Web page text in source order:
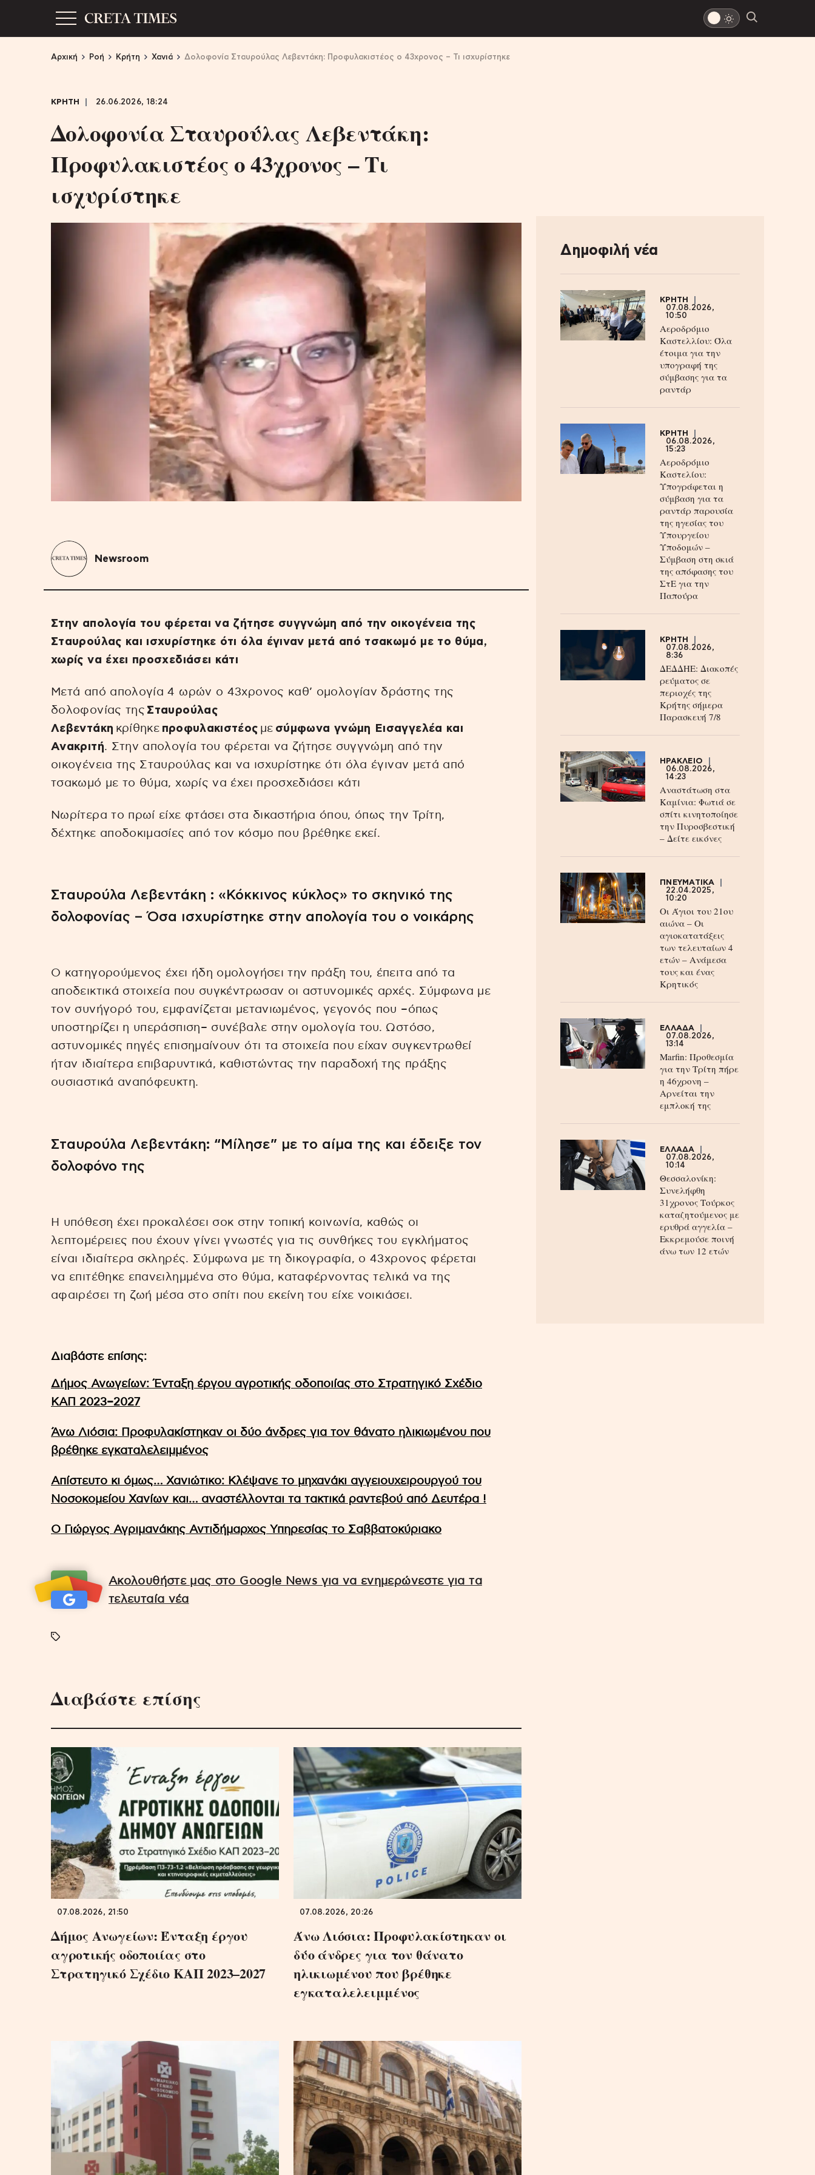
Αρχική Ροή Κρήτη Χανιά Δολοφονία Σταυρούλας Λεβεντάκη: Προφυλακιστέος ο 43χρονος – Τι ισχυρίστηκε
ΚΡΗΤΗ 26.06.2026, 18:24
Δολοφονία Σταυρούλας Λεβεντάκη:
Προφυλακιστέος ο 43χρονος – Τι
ισχυρίστηκε
Newsroom
Στην απολογία του φέρεται να ζήτησε συγγνώμη από την οικογένεια της
Σταυρούλας και ισχυρίστηκε ότι όλα έγιναν μετά από τσακωμό με το θύμα,
χωρίς να έχει προσχεδιάσει κάτι
Μετά από απολογία 4 ωρών ο 43χρονος καθ’ ομολογίαν δράστης της
δολοφονίας της Σταυρούλας
Λεβεντάκη κρίθηκε προφυλακιστέος με σύμφωνα γνώμη Εισαγγελέα και
Ανακριτή. Στην απολογία του φέρεται να ζήτησε συγγνώμη από την
οικογένεια της Σταυρούλας και να ισχυρίστηκε ότι όλα έγιναν μετά από
τσακωμό με το θύμα, χωρίς να έχει προσχεδιάσει κάτι
Νωρίτερα το πρωί είχε φτάσει στα δικαστήρια όπου, όπως την Τρίτη,
δέχτηκε αποδοκιμασίες από τον κόσμο που βρέθηκε εκεί.
Σταυρούλα Λεβεντάκη : «Κόκκινος κύκλος» το σκηνικό της
δολοφονίας – Όσα ισχυρίστηκε στην απολογία του ο νοικάρης
Ο κατηγορούμενος έχει ήδη ομολογήσει την πράξη του, έπειτα από τα
αποδεικτικά στοιχεία που συγκέντρωσαν οι αστυνομικές αρχές. Σύμφωνα με
τον συνήγορό του, εμφανίζεται μετανιωμένος, γεγονός που –όπως
υποστηρίζει η υπεράσπιση– συνέβαλε στην ομολογία του. Ωστόσο,
αστυνομικές πηγές επισημαίνουν ότι τα στοιχεία που είχαν συγκεντρωθεί
ήταν ιδιαίτερα επιβαρυντικά, καθιστώντας την παραδοχή της πράξης
ουσιαστικά αναπόφευκτη.
Σταυρούλα Λεβεντάκη: “Μίλησε” με το αίμα της και έδειξε τον
δολοφόνο της
Η υπόθεση έχει προκαλέσει σοκ στην τοπική κοινωνία, καθώς οι
λεπτομέρειες που έχουν γίνει γνωστές για τις συνθήκες του εγκλήματος
είναι ιδιαίτερα σκληρές. Σύμφωνα με τη δικογραφία, ο 43χρονος φέρεται
να επιτέθηκε επανειλημμένα στο θύμα, καταφέρνοντας τελικά να της
αφαιρέσει τη ζωή μέσα στο σπίτι που εκείνη του είχε νοικιάσει.
Διαβάστε επίσης:
Δήμος Ανωγείων: Ένταξη έργου αγροτικής οδοποιίας στο Στρατηγικό Σχέδιο
ΚΑΠ 2023–2027
Άνω Λιόσια: Προφυλακίστηκαν οι δύο άνδρες για τον θάνατο ηλικιωμένου που
βρέθηκε εγκαταλελειμμένος
Απίστευτο κι όμως… Χανιώτικο: Κλέψανε το μηχανάκι αγγειουχειρουργού του
Νοσοκομείου Χανίων και… αναστέλλονται τα τακτικά ραντεβού από Δευτέρα !
Ο Γιώργος Αγριμανάκης Αντιδήμαρχος Υπηρεσίας το Σαββατοκύριακο
Ακολουθήστε μας στο Google News για να ενημερώνεστε για τα
τελευταία νέα
Διαβάστε επίσης
07.08.2026, 21:50
Δήμος Ανωγείων: Ένταξη έργου
αγροτικής οδοποιίας στο
Στρατηγικό Σχέδιο ΚΑΠ 2023–2027
07.08.2026, 20:26
Άνω Λιόσια: Προφυλακίστηκαν οι
δύο άνδρες για τον θάνατο
ηλικιωμένου που βρέθηκε
εγκαταλελειμμένος
Δημοφιλή νέα
ΚΡΗΤΗ
07.08.2026,
10:50
Αεροδρόμιο
Καστελλίου: Όλα
έτοιμα για την
υπογραφή της
σύμβασης για τα
ραντάρ
ΚΡΗΤΗ
06.08.2026,
15:23
Αεροδρόμιο
Καστελίου:
Υπογράφεται η
σύμβαση για τα
ραντάρ παρουσία
της ηγεσίας του
Υπουργείου
Υποδομών –
Σύμβαση στη σκιά
της απόφασης του
ΣτΕ για την
Παπούρα
ΚΡΗΤΗ
07.08.2026,
8:36
ΔΕΔΔΗΕ: Διακοπές
ρεύματος σε
περιοχές της
Κρήτης σήμερα
Παρασκευή 7/8
ΗΡΑΚΛΕΙΟ
06.08.2026,
14:23
Αναστάτωση στα
Καμίνια: Φωτιά σε
σπίτι κινητοποίησε
την Πυροσβεστική
– Δείτε εικόνες
ΠΝΕΥΜΑΤΙΚΑ
22.04.2025,
10:20
Οι Άγιοι του 21ου
αιώνα – Οι
αγιοκατατάξεις
των τελευταίων 4
ετών – Ανάμεσα
τους και ένας
Κρητικός
ΕΛΛΑΔΑ
07.08.2026,
13:14
Marfin: Προθεσμία
για την Τρίτη πήρε
η 46χρονη –
Aρνείται την
εμπλοκή της
ΕΛΛΑΔΑ
07.08.2026,
10:14
Θεσσαλονίκη:
Συνελήφθη
31χρονος Τούρκος
καταζητούμενος με
ερυθρά αγγελία –
Εκκρεμούσε ποινή
άνω των 12 ετών